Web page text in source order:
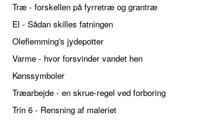
Træ - forskellen på fyrretræ og grantræ
El - Sådan skilles fatningen
Oleflemming's jydepotter
Varme - hvor forsvinder vandet hen
Kønssymboler
Træarbejde - en skrue-regel ved forboring
Trin 6 - Rensning af maleriet